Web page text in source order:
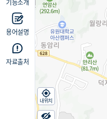
용어설명
자료출처
내위치